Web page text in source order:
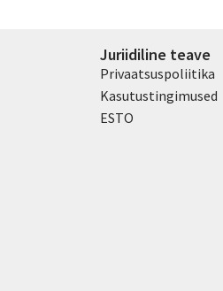
Juriidiline teave
Privaatsuspoliitika
Kasutustingimused
ESTO